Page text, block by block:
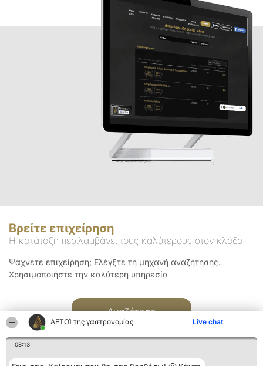
ΑΕΤΟΊ της γαστρονομίας Live chat
08:13
Βρείτε επιχείρηση
Η κατάταξη περιλαμβάνει τους καλύτερους στον κλάδο
Ψάχνετε επιχείρηση; Ελέγξτε τη μηχανή αναζήτησης.
Χρησιμοποιήστε την καλύτερη υπηρεσία
Αναζήτηση